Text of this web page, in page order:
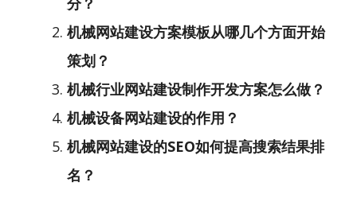
机械网站建设方案模板从哪几个方面开始
策划？
机械行业网站建设制作开发方案怎么做？
机械设备网站建设的作用？
机械网站建设的SEO如何提高搜索结果排
名？